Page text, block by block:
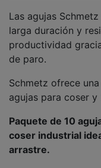
Las agujas
larga duración y
productividad
de paro.
Schmetz ofrece
agujas para coser y
Paquete de 10
coser industrial
arrastre.